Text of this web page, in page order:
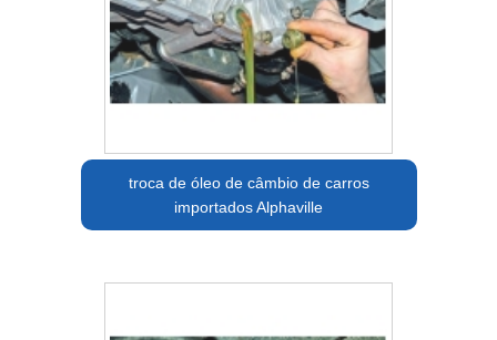
troca de óleo de câmbio de carros
importados Alphaville